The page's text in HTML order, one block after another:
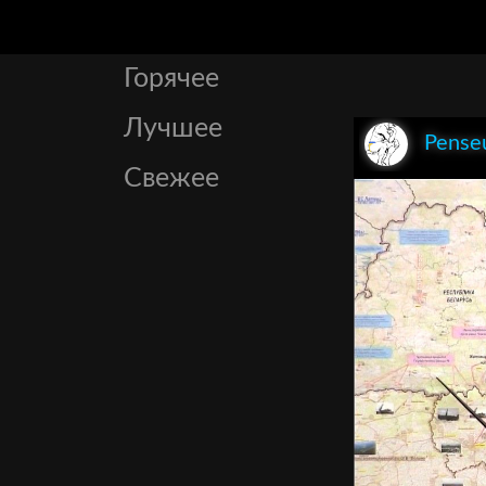
Горячее
Лучшее
Свежее